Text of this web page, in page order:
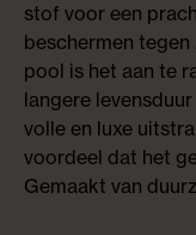
stof voor een
beschermen
pool is het aan te
langere
volle en luxe
voordeel dat het
Gemaakt van